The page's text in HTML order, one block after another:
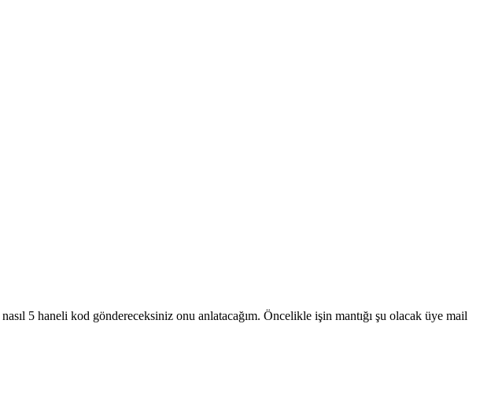
5 haneli kod göndereceksiniz onu anlatacağım. Öncelikle işin mantığı şu olacak üye mail